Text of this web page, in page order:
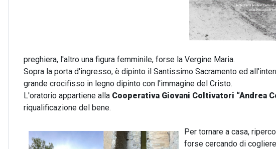
preghiera, l'altro una figura femminile, forse la Vergine Maria.
Sopra la porta d'ingresso, è dipinto il Santissimo Sacramento ed
grande crocifisso in legno dipinto con l'immagine del Cristo.
L'oratorio appartiene alla Cooperativa Giovani Coltivatori “Andrea
riqualificazione del bene.
Per tornare a casa,
forse cercando di